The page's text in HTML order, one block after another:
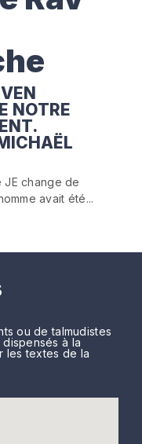
NOTRE
JE change de
avait été...
ou de talmudistes
à la
les textes de la